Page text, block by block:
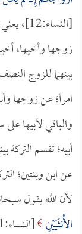
زوجها وأخيها،
بينهما للزوج
امرأة عن زوجها
والباقي لأبيها
أبيه؛ تقسم
عن ابن وبنتين؛
لأن الله يقول
الأُنثَيَيْنِ